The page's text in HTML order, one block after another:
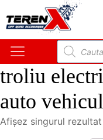
Products
search
troliu
auto
Afișez singurul rezultat